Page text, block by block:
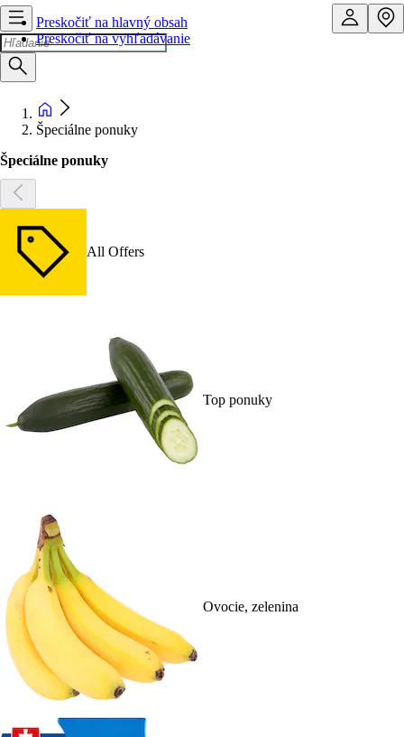
Preskočiť na hlavný obsah
Preskočiť na vyhľadávanie
Špeciálne ponuky
Špeciálne ponuky
All Offers
Top ponuky
Ovocie, zelenina